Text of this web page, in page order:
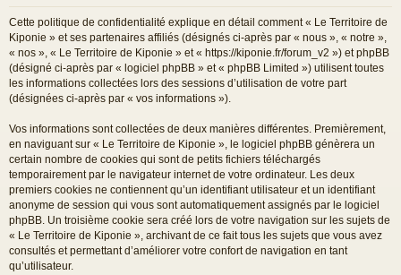
Cette politique de confidentialité explique en détail comment « Le Territoire de
Kiponie » et ses partenaires affiliés (désignés ci-après par « nous », « notre »,
« nos », « Le Territoire de Kiponie » et « https://kiponie.fr/forum_v2 ») et phpBB
(désigné ci-après par « logiciel phpBB » et « phpBB Limited ») utilisent toutes
les informations collectées lors des sessions d’utilisation de votre part
(désignées ci-après par « vos informations »).
Vos informations sont collectées de deux manières différentes. Premièrement,
en naviguant sur « Le Territoire de Kiponie », le logiciel phpBB génèrera un
certain nombre de cookies qui sont de petits fichiers téléchargés
temporairement par le navigateur internet de votre ordinateur. Les deux
premiers cookies ne contiennent qu’un identifiant utilisateur et un identifiant
anonyme de session qui vous sont automatiquement assignés par le logiciel
phpBB. Un troisième cookie sera créé lors de votre navigation sur les sujets de
« Le Territoire de Kiponie », archivant de ce fait tous les sujets que vous avez
consultés et permettant d’améliorer votre confort de navigation en tant
qu’utilisateur.